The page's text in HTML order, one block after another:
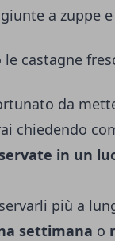
a zuppe e
le castagne
da
chiedendo
in un
più a
settimana o